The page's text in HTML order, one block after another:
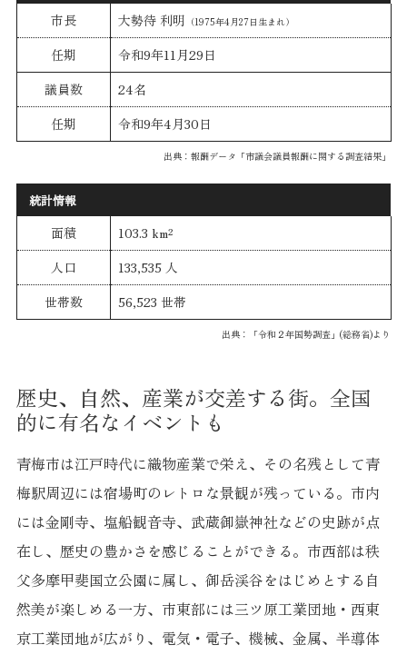
市長 大勢待 利明 （1975年4月27日生まれ）
任期
令和9年11月29日
議員数
24名
任期
令和9年4月30日
出典：報酬データ「市議会議員報酬に関する調査結果」
統計情報
面積
103.3 km²
人口
133,535 人
世帯数
56,523 世帯
出典：「令和２年国勢調査」(総務省)より
歴史、自然、産業が交差する街。全国
的に有名なイベントも
青梅市は江戸時代に織物産業で栄え、その名残として青
梅駅周辺には宿場町のレトロな景観が残っている。市内
には金剛寺、塩船観音寺、武蔵御嶽神社などの史跡が点
在し、歴史の豊かさを感じることができる。市西部は秩
父多摩甲斐国立公園に属し、御岳渓谷をはじめとする自
然美が楽しめる一方、市東部には三ツ原工業団地・西東
京工業団地が広がり、電気・電子、機械、金属、半導体